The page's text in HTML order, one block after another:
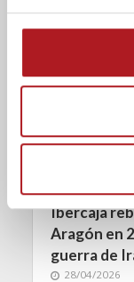
Economía
Ibercaja
Aragón en
guerra de
28/04/2026